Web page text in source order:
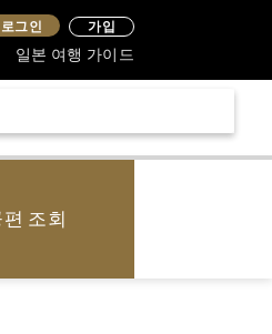
로그인 가입
일본 여행 가이드
조회